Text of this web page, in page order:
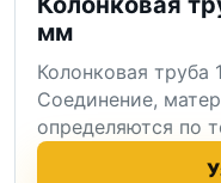
мм
Колонковая
Соединение,
определяются по